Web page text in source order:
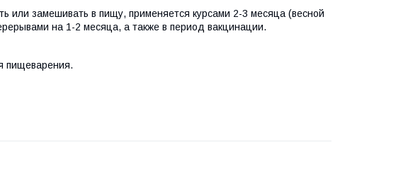
или замешивать в пищу, применяется курсами 2-3 месяца (весной
на 1-2 месяца, а также в период вакцинации.
пищеварения.